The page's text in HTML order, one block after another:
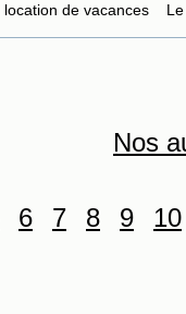
location de vacances
Nos
6 7 8 9 10